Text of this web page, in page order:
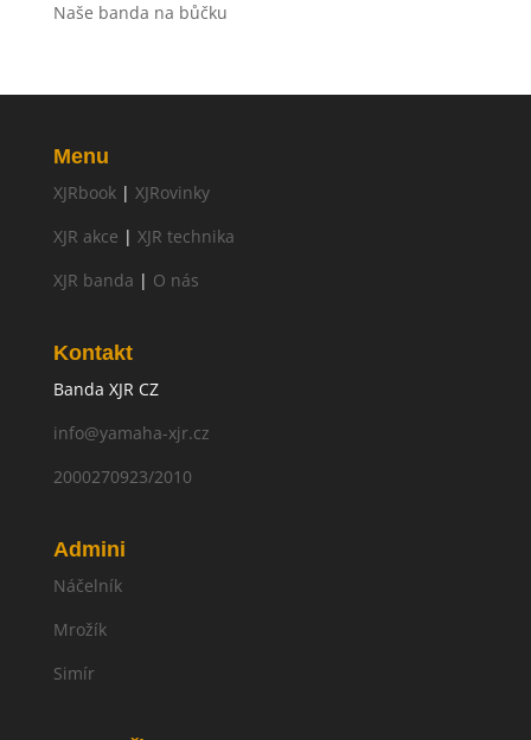
Naše banda na bůčku
Menu
XJRbook| XJRovinky
XJR akce | XJR technika
XJR banda | O nás
Kontakt
Banda XJR CZ
info@yamaha-xjr.cz
2000270923/2010
Admini
Náčelník
Mrožík
Simír